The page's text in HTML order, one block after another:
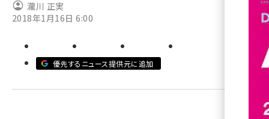
アスクル (1119)
ビィ・フォアード (773)
瀧川 正実
2018年1月16日 6:00
優先するニュース提供元に追加